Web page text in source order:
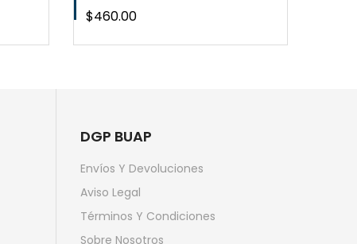
Precio
$460.00
DGP BUAP
Envíos Y Devoluciones
Aviso Legal
Términos Y Condiciones
Sobre Nosotros